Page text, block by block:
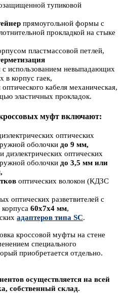
тупиковой
прямоугольной формы с
прокладкой на стыке
пластмассовой петлей,
с использованием невыпадающих
в корпус гаек,
оптического кабеля механическая,
эластичных прокладок.
муфт включают:
оптических
оболочки до 9 мм,
диэлектрических оптических
оболочки до 3,5 мм или
оптических волокон (КДЗС
оптических разветвителей с
60х7х4 мм,
адаптеров типа SC.
кроссовой муфты на стене
специального
приобретается отдельно.
осуществляется на всей
собственный склад.